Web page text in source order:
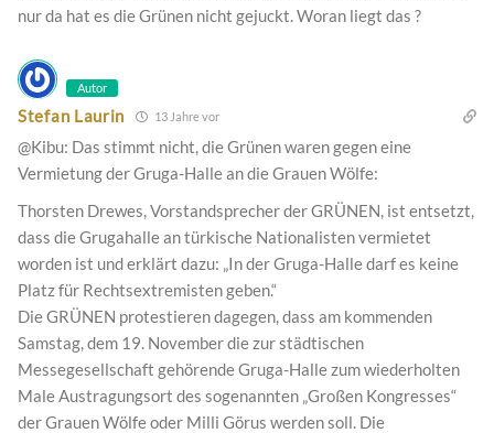
nur da hat es die Grünen nicht gejuckt. Woran liegt das ?
Autor
Stefan Laurin 13 Jahre vor
@Kibu: Das stimmt nicht, die Grünen waren gegen eine
Vermietung der Gruga-Halle an die Grauen Wölfe:
Thorsten Drewes, Vorstandsprecher der GRÜNEN, ist entsetzt,
dass die Grugahalle an türkische Nationalisten vermietet
worden ist und erklärt dazu: „In der Gruga-Halle darf es keine
Platz für Rechtsextremisten geben.“
Die GRÜNEN protestieren dagegen, dass am kommenden
Samstag, dem 19. November die zur städtischen
Messegesellschaft gehörende Gruga-Halle zum wiederholten
Male Austragungsort des sogenannten „Großen Kongresses“
der Grauen Wölfe oder Milli Görus werden soll. Die